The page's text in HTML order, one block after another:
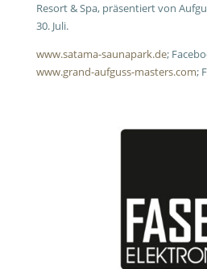
Resort & Spa, präsentiert von
30. Juli.
www.satama-saunapark.de;
www.grand-aufguss-masters.com;